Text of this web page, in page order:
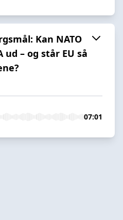
Kan NATO
ud – og står EU så
07:01